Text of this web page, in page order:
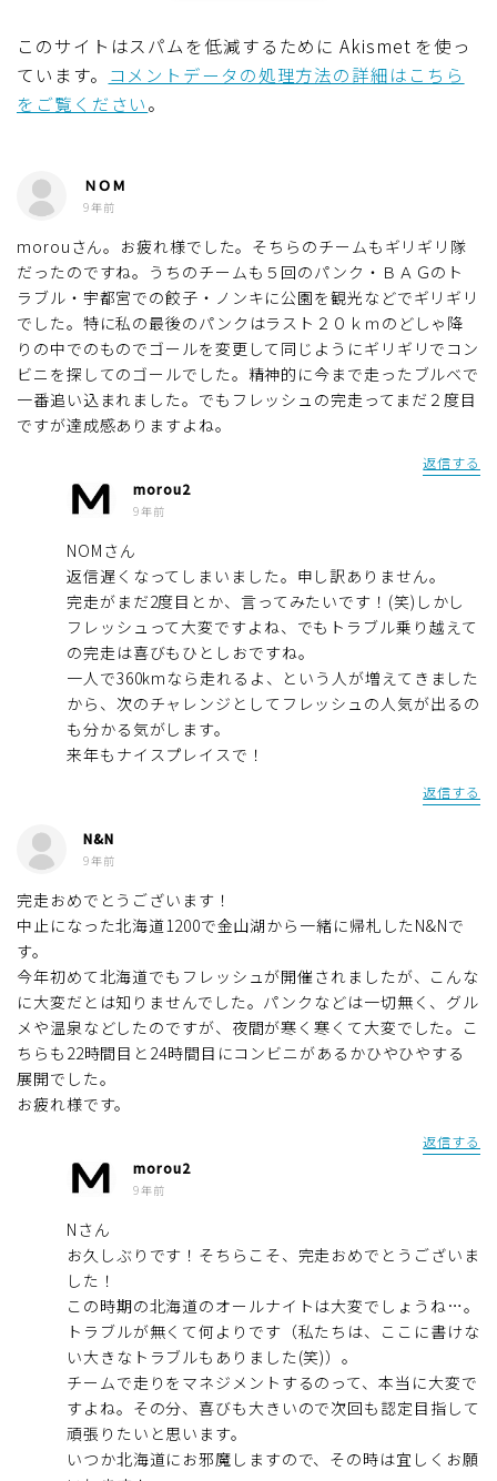
このサイトはスパムを低減するために Akismet を使っ
ています。 コメントデータの処理方法の詳細はこちら
をご覧ください。
ＮＯＭ
9年前
morouさん。お疲れ様でした。そちらのチームもギリギリ隊
だったのですね。うちのチームも５回のパンク・ＢＡＧのト
ラブル・宇都宮での餃子・ノンキに公園を観光などでギリギリ
でした。特に私の最後のパンクはラスト２０ｋｍのどしゃ降
りの中でのものでゴールを変更して同じようにギリギリでコン
ビニを探してのゴールでした。精神的に今まで走ったブルベで
一番追い込まれました。でもフレッシュの完走ってまだ２度目
ですが達成感ありますよね。
返信する
morou2
9年前
NOMさん
返信遅くなってしまいました。申し訳ありません。
完走がまだ2度目とか、言ってみたいです！(笑)しかし
フレッシュって大変ですよね、でもトラブル乗り越えて
の完走は喜びもひとしおですね。
一人で360kmなら走れるよ、という人が増えてきました
から、次のチャレンジとしてフレッシュの人気が出るの
も分かる気がします。
来年もナイスプレイスで！
返信する
N&N
9年前
完走おめでとうございます！
中止になった北海道1200で金山湖から一緒に帰札したN&Nで
す。
今年初めて北海道でもフレッシュが開催されましたが、こんな
に大変だとは知りませんでした。パンクなどは一切無く、グル
メや温泉などしたのですが、夜間が寒く寒くて大変でした。こ
ちらも22時間目と24時間目にコンビニがあるかひやひやする
展開でした。
お疲れ様です。
返信する
morou2
9年前
Nさん
お久しぶりです！そちらこそ、完走おめでとうございま
した！
この時期の北海道のオールナイトは大変でしょうね…。
トラブルが無くて何よりです（私たちは、ここに書けな
い大きなトラブルもありました(笑)）。
チームで走りをマネジメントするのって、本当に大変で
すよね。その分、喜びも大きいので次回も認定目指して
頑張りたいと思います。
いつか北海道にお邪魔しますので、その時は宜しくお願